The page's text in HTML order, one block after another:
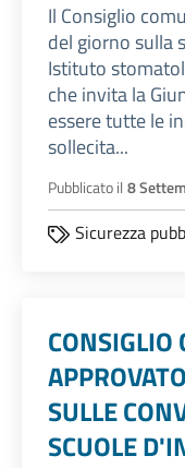
Il Consiglio
del giorno sulla
Istituto
che invita la
essere tutte le
sollecita...
Pubblicato il 8
Sicurezza
CONSIGLIO
SULLE
SCUOLE